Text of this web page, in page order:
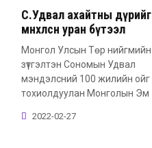
С.Удвал ахайтны дүрийг
мөнхөлсөн уран бүтээл
Монгол Улсын Төр нийгмийн
зүтгэлтэн Сономын Удвал
мэндэлсний 100 жилийн ойг
тохиолдуулан Монголын Эм
2022-02-27